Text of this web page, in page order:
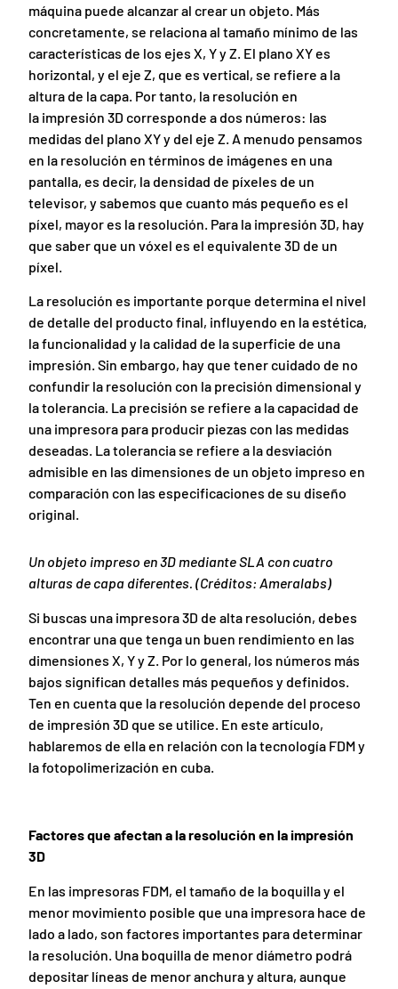
máquina puede alcanzar al crear un objeto. Más
concretamente, se relaciona al tamaño mínimo de las
características de los ejes X, Y y Z. El plano XY es
horizontal, y el eje Z, que es vertical, se refiere a la
altura de la capa. Por tanto, la resolución en
la impresión 3D corresponde a dos números: las
medidas del plano XY y del eje Z. A menudo pensamos
en la resolución en términos de imágenes en una
pantalla, es decir, la densidad de píxeles de un
televisor, y sabemos que cuanto más pequeño es el
píxel, mayor es la resolución. Para la impresión 3D, hay
que saber que un vóxel es el equivalente 3D de un
píxel.
La resolución es importante porque determina el nivel
de detalle del producto final, influyendo en la estética,
la funcionalidad y la calidad de la superficie de una
impresión. Sin embargo, hay que tener cuidado de no
confundir la resolución con la precisión dimensional y
la tolerancia. La precisión se refiere a la capacidad de
una impresora para producir piezas con las medidas
deseadas. La tolerancia se refiere a la desviación
admisible en las dimensiones de un objeto impreso en
comparación con las especificaciones de su diseño
original.
Un objeto impreso en 3D mediante SLA con cuatro
alturas de capa diferentes. (Créditos: Ameralabs)
Si buscas una impresora 3D de alta resolución, debes
encontrar una que tenga un buen rendimiento en las
dimensiones X, Y y Z. Por lo general, los números más
bajos significan detalles más pequeños y definidos.
Ten en cuenta que la resolución depende del proceso
de impresión 3D que se utilice. En este artículo,
hablaremos de ella en relación con la tecnología FDM y
la fotopolimerización en cuba.
Factores que afectan a la resolución en la impresión
3D
En las impresoras FDM, el tamaño de la boquilla y el
menor movimiento posible que una impresora hace de
lado a lado, son factores importantes para determinar
la resolución. Una boquilla de menor diámetro podrá
depositar líneas de menor anchura y altura, aunque